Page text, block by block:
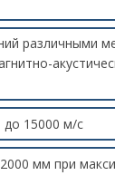
различными
до 15000 м/с
мм при